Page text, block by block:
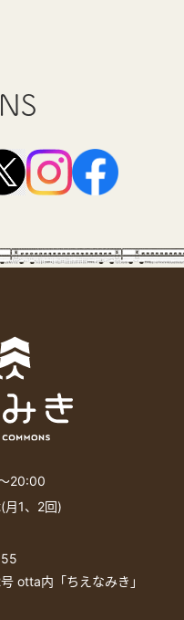
20:00
月1、2回)
otta内「ちえなみき」